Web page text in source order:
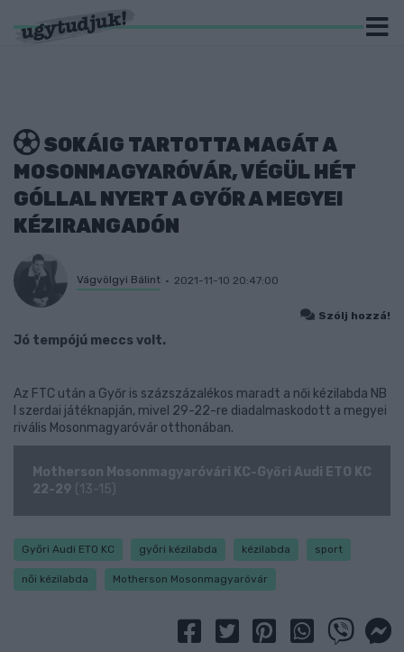
SOKÁIG TARTOTTA MAGÁT A
MOSONMAGYARÓVÁR, VÉGÜL HÉT
GÓLLAL NYERT A GYŐR A MEGYEI
KÉZIRANGADÓN
Vágvölgyi Bálint 2021-11-10 20:47:00
Szólj hozzá!
Jó tempójú meccs volt.
Az FTC után a Győr is százszázalékos maradt a női kézilabda NB
I szerdai játéknapján, mivel 29-22-re diadalmaskodott a megyei
rivális Mosonmagyaróvár otthonában.
Motherson Mosonmagyaróvári KC-Győri Audi ETO KC
22-29 (13-15)
Győri Audi ETO KC győri kézilabda kézilabda sport
női kézilabda Motherson Mosonmagyaróvár